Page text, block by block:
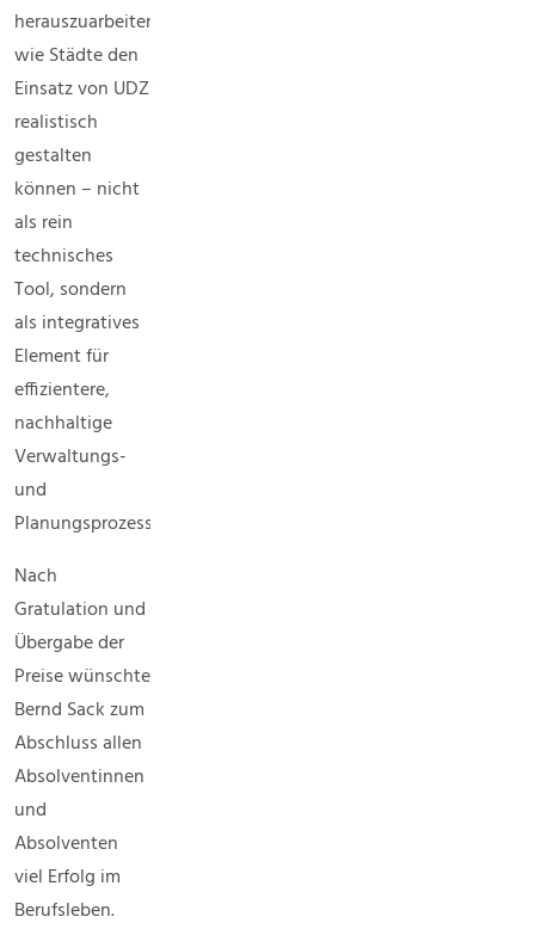
herauszuarbeiten
wie Städte den
Einsatz von UDZ
realistisch
gestalten
können – nicht
als rein
technisches
Tool, sondern
als integratives
Element für
effizientere,
nachhaltige
Verwaltungs-
und
Planungsprozesse.
Nach
Gratulation und
Übergabe der
Preise wünschte
Bernd Sack zum
Abschluss allen
Absolventinnen
und
Absolventen
viel Erfolg im
Berufsleben.